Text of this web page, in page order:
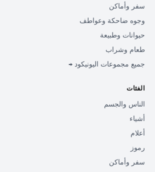
سفر وأماكن
وجوه ضاحكة وعواطف
حيوانات وطبيعة
طعام وشراب
جميع مجموعات اليونيكود →
الفئات
الناس والجسم
أشياء
أعلام
رموز
سفر وأماكن